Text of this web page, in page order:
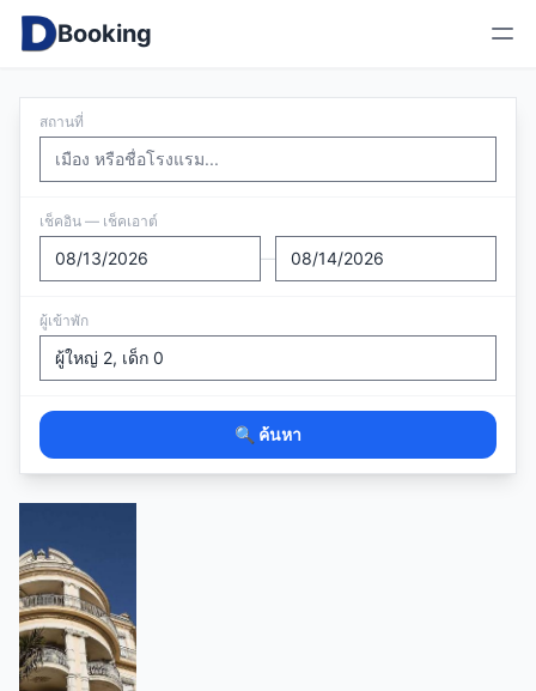
Booking
สถานที่
เช็คอิน — เช็คเอาต์
—
ผู้เข้าพัก
🔍 ค้นหา